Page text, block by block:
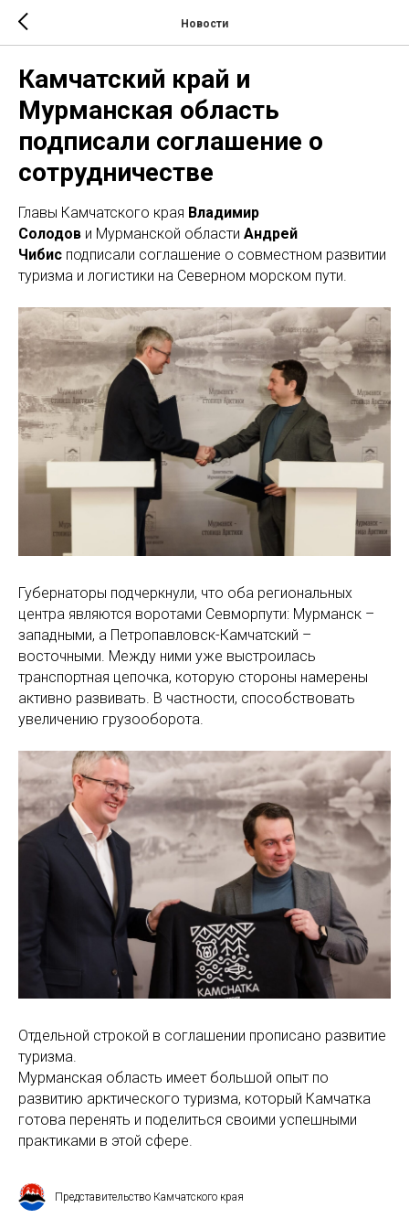
Новости
Камчатский край и
Мурманская область
подписали соглашение о
сотрудничестве
Главы Камчатского края Владимир
Солодов и Мурманской области Андрей
Чибис подписали соглашение о совместном развитии
туризма и логистики на Северном морском пути.
Губернаторы подчеркнули, что оба региональных
центра являются воротами Севморпути: Мурманск –
западными, а Петропавловск-Камчатский –
восточными. Между ними уже выстроилась
транспортная цепочка, которую стороны намерены
активно развивать. В частности, способствовать
увеличению грузооборота.
Отдельной строкой в соглашении прописано развитие
туризма.
Мурманская область имеет большой опыт по
развитию арктического туризма, который Камчатка
готова перенять и поделиться своими успешными
практиками в этой сфере.
Представительство Камчатского края